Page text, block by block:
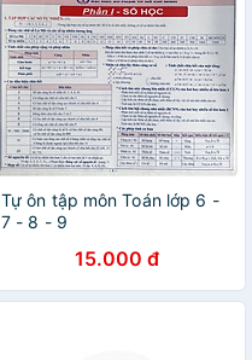
Tự ôn tập môn Toán lớp 6 -
7 - 8 - 9
15.000 đ